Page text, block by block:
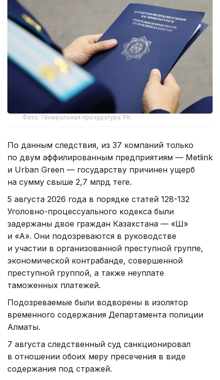
Фото: Генеральная прокуратура РК
По данным следствия, из 37 компаний только
по двум аффилированным предприятиям — Metlink
и Urban Green — государству причинен ущерб
на сумму свыше 2,7 млрд теңге.
5 августа 2026 года в порядке статей 128-132
Уголовно-процессуального кодекса были
задержаны двое граждан Казахстана — «Ш»
и «А». Они подозреваются в руководстве
и участии в организованной преступной группе,
экономической контрабанде, совершенной
преступной группой, а также неуплате
таможенных платежей.
Подозреваемые были водворены в изолятор
временного содержания Департамента полиции
Алматы.
7 августа следственный суд санкционировал
в отношении обоих меру пресечения в виде
содержания под стражей.